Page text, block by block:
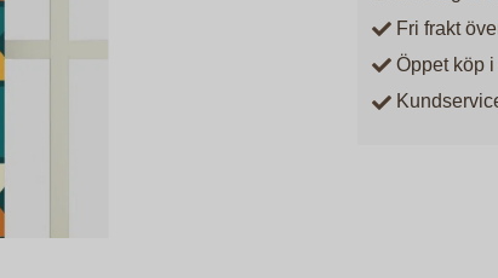
Fri frakt
Öppet köp